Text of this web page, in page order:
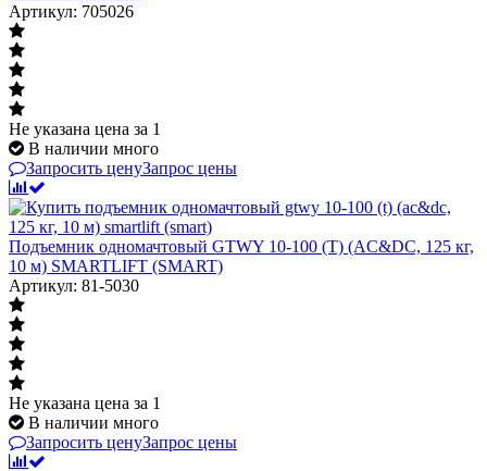
Артикул: 705026
Не указана цена за 1
В наличии много
Запросить ценуЗапрос цены
Подъемник одномачтовый GTWY 10-100 (T) (AC&DC, 125 кг,
10 м) SMARTLIFT (SMART)
Артикул: 81-5030
Не указана цена за 1
В наличии много
Запросить ценуЗапрос цены